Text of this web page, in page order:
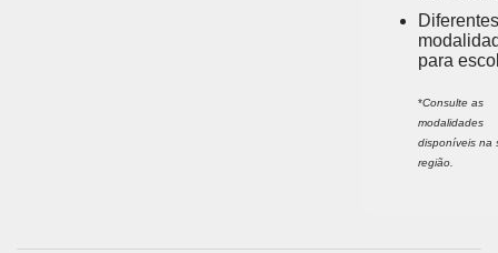
Diferentes
para
*Consulte as
modalidades
disponíveis na
região.